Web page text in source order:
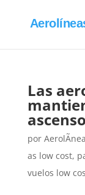
Las
ascenso
por
as low cost,
vuelos low